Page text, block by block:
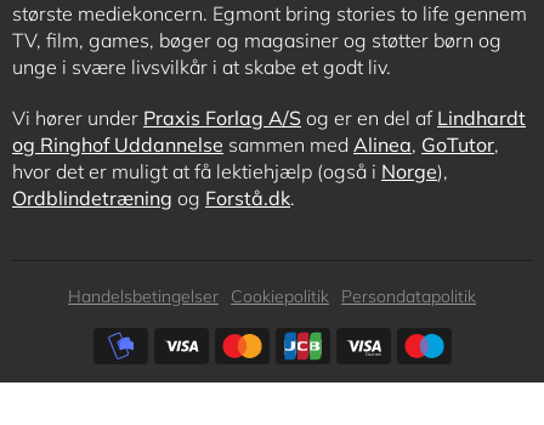
største mediekoncern. Egmont bring stories to life gennem
TV, film, games, bøger og magasiner og støtter børn og
unge i svære livsvilkår i at skabe et godt liv.
Vi hører under Praxis Forlag A/S og er en del af Lindhardt
og Ringhof Uddannelse sammen med Alinea, GoTutor,
hvor det er muligt at få lektiehjælp (også i Norge),
Ordblindetræning og Forstå.dk.
Subfooter
Handelsbetingelser Cookiepolitik
Persondatapolitik
Subfooter
payment
options